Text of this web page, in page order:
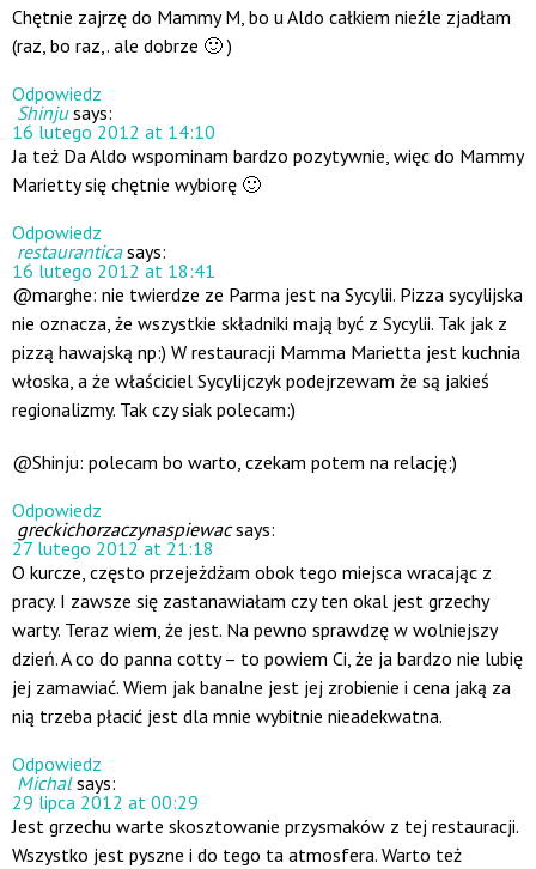
Chętnie zajrzę do Mammy M, bo u Aldo całkiem nieźle zjadłam
(raz, bo raz,. ale dobrze 🙂 )
Odpowiedz
Shinju says:
16 lutego 2012 at 14:10
Ja też Da Aldo wspominam bardzo pozytywnie, więc do Mammy
Marietty się chętnie wybiorę 🙂
Odpowiedz
restaurantica says:
16 lutego 2012 at 18:41
@marghe: nie twierdze ze Parma jest na Sycylii. Pizza sycylijska
nie oznacza, że wszystkie składniki mają być z Sycylii. Tak jak z
pizzą hawajską np:) W restauracji Mamma Marietta jest kuchnia
włoska, a że właściciel Sycylijczyk podejrzewam że są jakieś
regionalizmy. Tak czy siak polecam:)
@Shinju: polecam bo warto, czekam potem na relację:)
Odpowiedz
greckichorzaczynaspiewac says:
27 lutego 2012 at 21:18
O kurcze, często przejeżdżam obok tego miejsca wracając z
pracy. I zawsze się zastanawiałam czy ten okal jest grzechy
warty. Teraz wiem, że jest. Na pewno sprawdzę w wolniejszy
dzień. A co do panna cotty – to powiem Ci, że ja bardzo nie lubię
jej zamawiać. Wiem jak banalne jest jej zrobienie i cena jaką za
nią trzeba płacić jest dla mnie wybitnie nieadekwatna.
Odpowiedz
Michal says:
29 lipca 2012 at 00:29
Jest grzechu warte skosztowanie przysmaków z tej restauracji.
Wszystko jest pyszne i do tego ta atmosfera. Warto też